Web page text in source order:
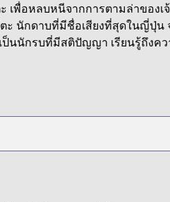
เพื่อหลบหนีจากการตามล่าของ
นักดาบที่มีชื่อเสียงที่สุดในญี่ปุ่น
ป็นนักรบที่มีสติปัญญา เรียนรู้ถึง